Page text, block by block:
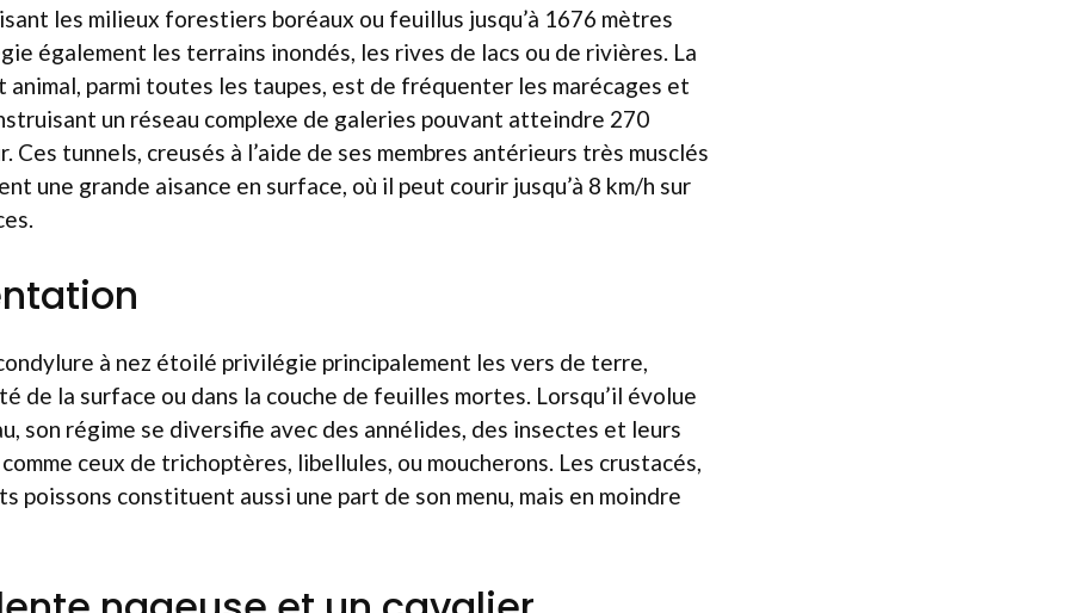
les milieux forestiers boréaux ou feuillus jusqu’à 1676 mètres
également les terrains inondés, les rives de lacs ou de rivières. La
parmi toutes les taupes, est de fréquenter les marécages et
un réseau complexe de galeries pouvant atteindre 270
Ces tunnels, creusés à l’aide de ses membres antérieurs très musclés
une grande aisance en surface, où il peut courir jusqu’à 8 km/h sur
à nez étoilé privilégie principalement les vers de terre,
de la surface ou dans la couche de feuilles mortes. Lorsqu’il évolue
son régime se diversifie avec des annélides, des insectes et leurs
ceux de trichoptères, libellules, ou moucherons. Les crustacés,
poissons constituent aussi une part de son menu, mais en moindre